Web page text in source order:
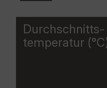
Durchschnitts-
temperatur